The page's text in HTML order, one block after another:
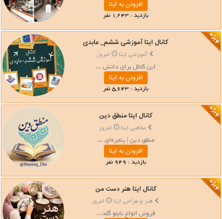
افزودن به ایتا
بازدید : 1,243 نفر
کانال ایتا آموزشی ششم_ عابدی
آموزشی ایتا امروز
این کانال برای دانش ...
افزودن به ایتا
بازدید : 5,643 نفر
کانال ایتا منطق دین
مذهبی ایتا امروز
منطق دین | پنجره‌ای ...
افزودن به ایتا
بازدید : 949 نفر
کانال ایتا هنر دست من
هنر و طراحی ایتا امروز
فروش انواع تابلو گلد...